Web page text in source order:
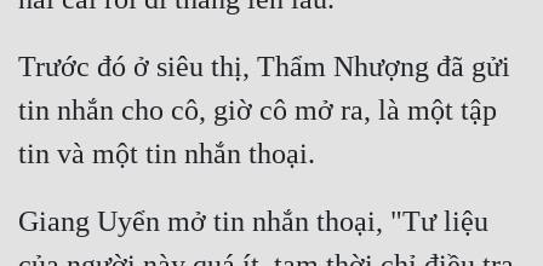
Trước đó ở siêu thị, Thẩm Nhượng đã gửi
tin nhắn cho cô, giờ cô mở ra, là một tập
Giang Uyển mở tin nhắn thoại, "Tư liệu